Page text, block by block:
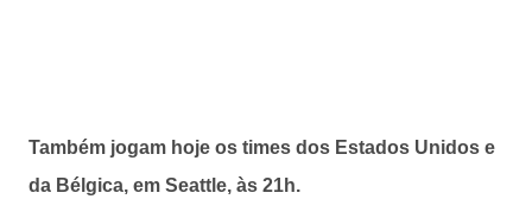
Também jogam hoje os times dos Estados Unidos e
da Bélgica, em Seattle, às 21h.